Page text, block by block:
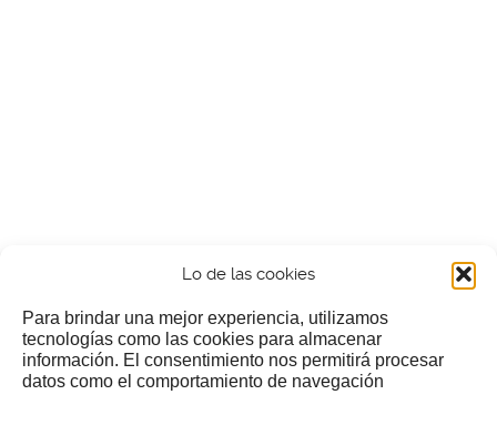
Lo de las cookies
Para brindar una mejor experiencia, utilizamos
tecnologías como las cookies para almacenar
información. El consentimiento nos permitirá procesar
datos como el comportamiento de navegación
¿Nos invitas a un cafecillo?